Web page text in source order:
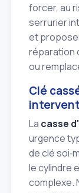
forcer, au
serrurier
et
réparation
ou
Clé
La casse
urgence
de clé
le cylindre
complexe.